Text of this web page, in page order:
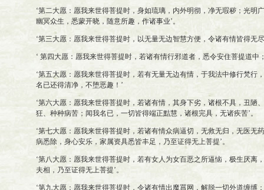
‘第二大愿：愿我来世得菩提时，身如琉璃，内外明彻，净无瑕秽；光明
幽冥众生，悉蒙开晓，随意所趣，作诸事业’。
‘第三大愿：愿我来世得菩提时，以无量无边智慧方便，令诸有情皆得无
‘ 第四大愿：愿我来世得菩提时，若诸有情行邪道者，悉令安住菩提道中
‘第五大愿：愿我来世得菩提时，若有无量无边有情，于我法中修行梵行
名已还得清净，不堕恶趣！’
‘第六大愿：愿我来世得菩提时，若诸有情，其身下劣，诸根不具，丑陋
狂、种种病苦；闻我名已，一切皆得端正黠慧，诸根完具，无诸疾苦’。
‘第七大愿：愿我来世得菩提时，若诸有情众病逼切，无救无归，无医无
病悉除，身心安乐，家属资具悉皆丰足，乃至证得无上菩提’。
‘第八大愿：愿我来世得菩提时，若有女人为女百恶之所逼恼，极生厌离
夫相，乃至证得无上菩提’。
‘第九大愿：愿我来世得菩提时，令诸有情出魔罥网，解脱一切外道缠缚